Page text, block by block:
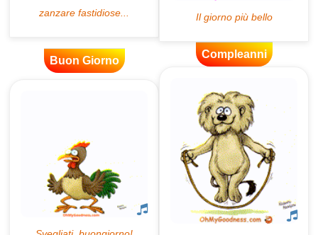
Buon Giorno
Compleanni